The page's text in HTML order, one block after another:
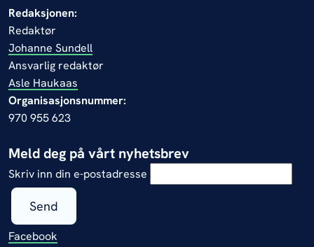
Redaksjonen:
Redaktør
Johanne Sundell
Ansvarlig redaktør
Asle Haukaas
Organisasjonsnummer:
970 955 623
Meld deg på vårt nyhetsbrev
Skriv inn din e-postadresse
Send
Facebook